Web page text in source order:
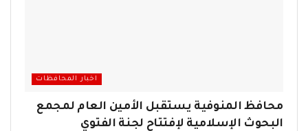
اخبار المحافظات
محافظ المنوفية يستقبل الأمين العام لمجمع
البحوث الإسلامية لإفتتاح لجنة الفتوي